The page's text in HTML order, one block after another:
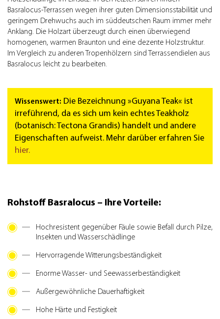
Basralocus-Terrassen wegen ihrer guten Dimensionsstabilität und
geringem Drehwuchs auch im süddeutschen Raum immer mehr
Anklang. Die Holzart überzeugt durch einen überwiegend
homogenen, warmen Braunton und eine dezente Holzstruktur.
Im Vergleich zu anderen Tropenhölzern sind Terrassendielen aus
Basralocus leicht zu bearbeiten.
Wissenswert: Die Bezeichnung »Guyana Teak« ist
irreführend, da es sich um kein echtes Teakholz
(botanisch: Tectona Grandis) handelt und andere
Eigenschaften aufweist. Mehr darüber erfahren Sie
hier.
Rohstoff Basralocus – Ihre Vorteile:
Hochresistent gegenüber Fäule sowie Befall durch Pilze,
Insekten und Wasserschädlinge
Hervorragende Witterungsbeständigkeit
Enorme Wasser- und Seewasserbeständigkeit
Außergewöhnliche Dauerhaftigkeit
Hohe Härte und Festigkeit